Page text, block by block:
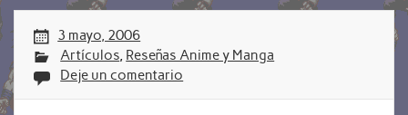
3 mayo, 2006
Artículos, Reseñas Anime y Manga
Deje un comentario